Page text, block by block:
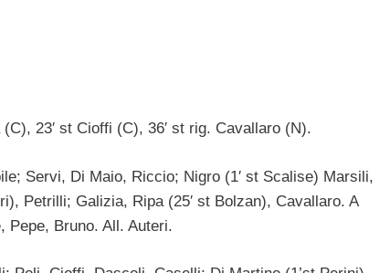
(C), 23′ st Cioffi (C), 36′ st rig. Cavallaro (N).
Servi, Di Maio, Riccio; Nigro (1′ st Scalise) Marsili,
Petrilli; Galizia, Ripa (25′ st Bolzan), Cavallaro. A
Pepe, Bruno. All. Auteri.